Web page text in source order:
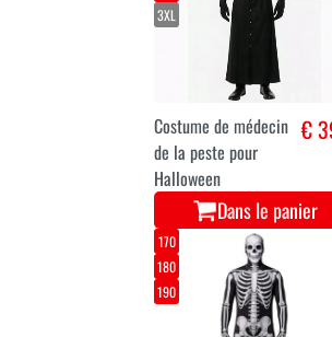
3XL
Costume de médecin
de la peste pour
Halloween
€
Dans le panier
170
180
190